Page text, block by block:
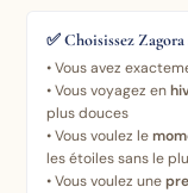
✅ Choisissez Zagora
• Vous avez
• Vous voyagez en
plus douces
• Vous voulez le
les étoiles sans le
• Vous voulez une